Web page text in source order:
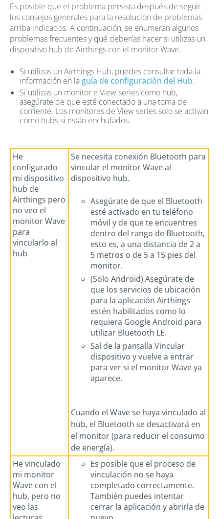
Es posible que el problema persista después de seguir
los consejos generales para la resolución de problemas
arriba indicados. A continuación, se enumeran algunos
problemas frecuentes y qué deberías hacer si utilizas un
dispositivo hub de Airthings con el monitor Wave.
Si utilizas un Airthings Hub, puedes consultar toda la
información en laguía de configuración del Hub.
Si utilizas un monitor e View series como hub,
asegúrate de que esté conectado a una toma de
corriente. Los monitores de View series solo se activan
como hubs si están enchufados.
He
configurado
mi dispositivo
hub de
Airthings pero
no veo el
monitor Wave
para
vincularlo al
hub
Se necesita conexión Bluetooth para
vincular el monitor Wave al
dispositivo hub.
Asegúrate de que el Bluetooth
esté activado en tu teléfono
móvil y de que te encuentres
dentro del rango de Bluetooth,
esto es, a una distancia de 2 a
5 metros o de 5 a 15 pies del
monitor.
(Solo Android) Asegúrate de
que los servicios de ubicación
para la aplicación Airthings
estén habilitados como lo
requiera Google Android para
utilizar Bluetooth LE.
Sal de la pantalla Vincular
dispositivo y vuelve a entrar
para ver si el monitor Wave ya
aparece.
Cuando el Wave se haya vinculado al
hub, el Bluetooth se desactivará en
el monitor (para reducir el consumo
de energía).
He vinculado
mi monitor
Wave con el
hub, pero no
veo las
Es posible que el proceso de
vinculación no se haya
completado correctamente.
También puedes intentar
cerrar la aplicación y abrirla de